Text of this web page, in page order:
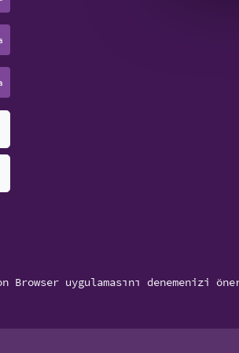
Browser uygulamasını denemenizi